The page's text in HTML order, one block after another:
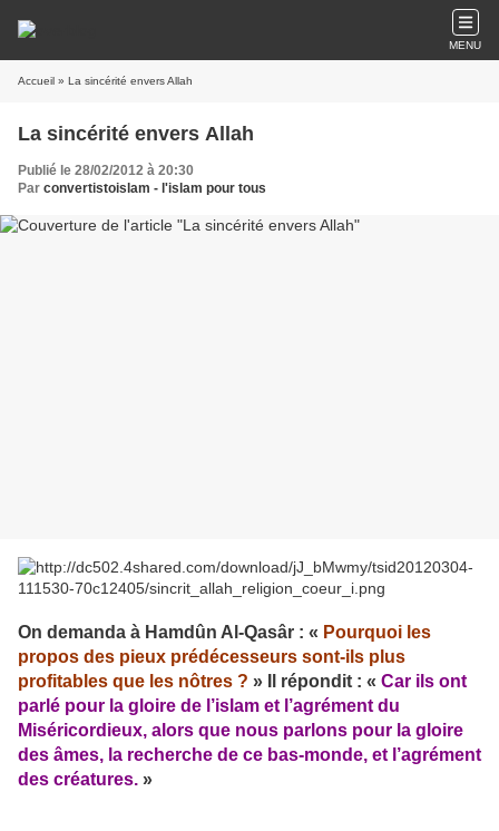
MENU
Accueil » La sincérité envers Allah
La sincérité envers Allah
Publié le 28/02/2012 à 20:30
Par convertistoislam - l'islam pour tous
On demanda à Hamdûn Al-Qasâr : « Pourquoi les
propos des pieux prédécesseurs sont-ils plus
profitables que les nôtres ? » Il répondit : « Car ils ont
parlé pour la gloire de l’islam et l’agrément du
Miséricordieux, alors que nous parlons pour la gloire
des âmes, la recherche de ce bas-monde, et l’agrément
des créatures. »